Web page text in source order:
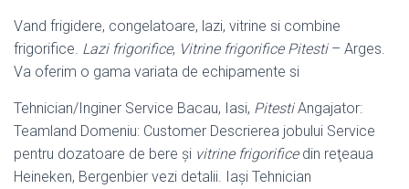
Vand frigidere, congelatoare, lazi, vitrine si combine
frigorifice. Lazi frigorifice, Vitrine frigorifice Pitesti– Arges.
Va oferim o gama variata de echipamente si
Tehnician/Inginer Service Bacau, Iasi, PitestiAngajator:
Teamland Domeniu: Customer Descrierea jobului Service
pentru dozatoare de bere şi vitrine frigorificedin reţeaua
Heineken, Bergenbier vezi detalii. Iaşi Tehnician